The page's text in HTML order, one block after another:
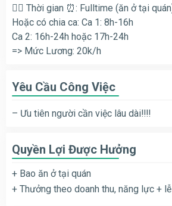
👉🏻 Thời gian ⏰: Fulltime (ăn ở tại
Hoặc có chia ca: Ca 1: 8h-16h
Ca 2: 16h-24h hoặc 17h-24h
=> Mức Lương: 20k/h
Yêu Cầu Công Việc
– Ưu tiên người cần việc lâu dài‼️‼️
Quyền Lợi Được Hưởng
+ Bao ăn ở tại quán
+ Thưởng theo doanh thu, năng lực +